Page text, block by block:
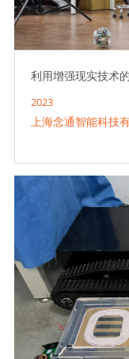
利用增强现实技术
2023
上海念通智能科技